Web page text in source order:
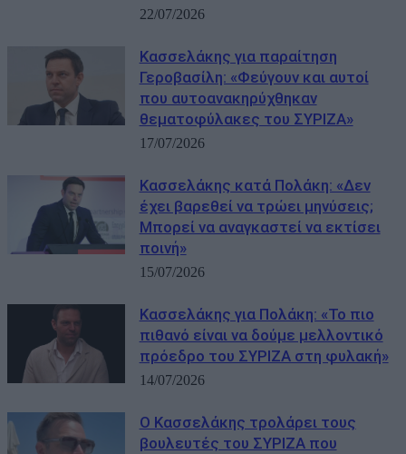
22/07/2026
Κασσελάκης για παραίτηση
Γεροβασίλη: «Φεύγουν και αυτοί
που αυτοανακηρύχθηκαν
θεματοφύλακες του ΣΥΡΙΖΑ»
17/07/2026
Κασσελάκης κατά Πολάκη: «Δεν
έχει βαρεθεί να τρώει μηνύσεις;
Μπορεί να αναγκαστεί να εκτίσει
ποινή»
15/07/2026
Κασσελάκης για Πολάκη: «Το πιο
πιθανό είναι να δούμε μελλοντικό
πρόεδρο του ΣΥΡΙΖΑ στη φυλακή»
14/07/2026
Ο Κασσελάκης τρολάρει τους
βουλευτές του ΣΥΡΙΖΑ που